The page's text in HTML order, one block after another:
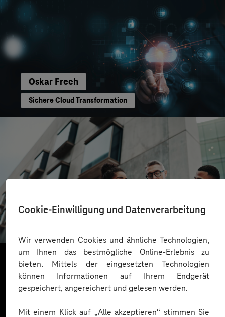
Cookie-Einwilligung und Datenverarbeitung
Wir verwenden Cookies und ähnliche Technologien,
um Ihnen das bestmögliche Online-Erlebnis zu
bieten. Mittels der eingesetzten Technologien
können Informationen auf Ihrem Endgerät
gespeichert, angereichert und gelesen werden.
Mit einem Klick auf „Alle akzeptieren“ stimmen Sie
Oskar Frech
Sichere Cloud Transformation
Erfolgreiche Transformation durch gezielte
Mehr laden